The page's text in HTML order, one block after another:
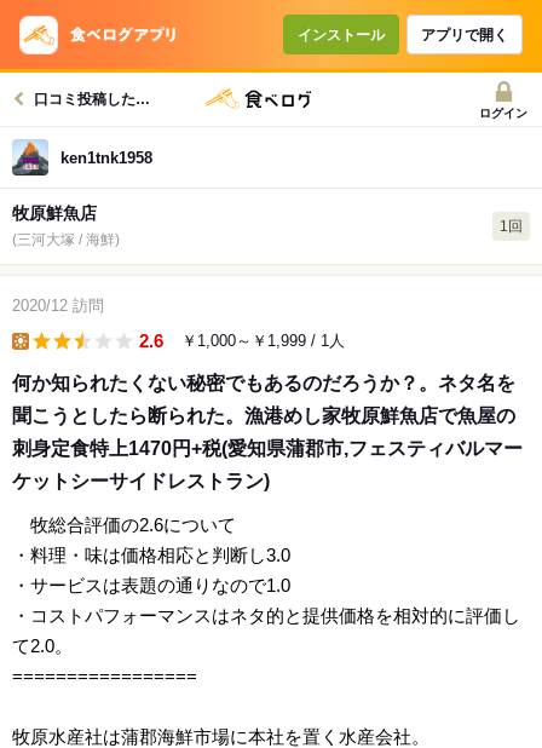
インストール アプリで開く
口コミ投稿したお店一覧
ログイン
ken1tnk1958
牧原鮮魚店
(三河大塚 / 海鮮)
1回
2020/12 訪問
2.6 ￥1,000～￥1,999 / 1人
何か知られたくない秘密でもあるのだろうか？。ネタ名を
聞こうとしたら断られた。漁港めし家牧原鮮魚店で魚屋の
刺身定食特上1470円+税(愛知県蒲郡市,フェスティバルマー
ケットシーサイドレストラン)
牧総合評価の2.6について
・料理・味は価格相応と判断し3.0
・サービスは表題の通りなので1.0
・コストパフォーマンスはネタ的と提供価格を相対的に評価し
て2.0。
=================
牧原水産社は蒲郡海鮮市場に本社を置く水産会社。